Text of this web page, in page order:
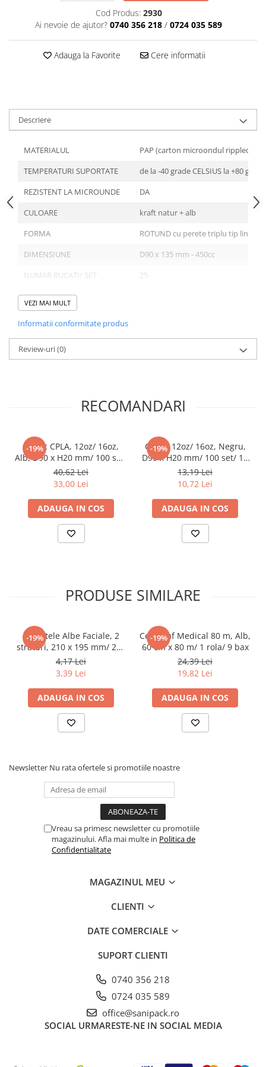
Articole din Plastic PET
Caserole
Sosiere
Articole din Carton Alb
Articole din Carton Kraft Natur
Barcute
Boluri
Pahare
Articole din Carton Kraft Natur +
Sandwich
Boluri
Articole din Trestie de Zahar Alb
Boluri
Articole pentru Cofetarii si
Gelaterii
Cupe Desert
Cupe Inghetata
Cutii Prajituri
Cutii Prajituri cu Fereastra
Forme de Copt
Monoportii Prajituri
Platouri Prajituri
Platouri Tort
Articole Termo-Sudare
Manusi de Unica Folosinta
Pungi pentru Vidat
Cod Produs: 2930
Ai nevoie de ajutor? 0740 356 218 / 0724 035 589
Adauga la Favorite Cere informatii
Descriere
MATERIALUL
PAP (carton microondul rippled)
TEMPERATURI SUPORTATE
de la -40 grade CELSIUS la +80 grade
REZISTENT LA MICROUNDE
DA
CULOARE
kraft natur + alb
FORMA
ROTUND cu perete triplu tip linii
DIMENSIUNE
D90 x 135 mm - 450cc
NUMAR BUCATI/ SET
25
NUMAR SETURI/ BAX
Domeniu de utilizare:
VEZI MAI MULT
Informatii conformitate produs
Review-uri(0)
RECOMANDARI
-19%
Capac CPLA, 12oz/ 16oz,
Alb, D90 x H20 mm/ 100 set/
10 bax
40,62 Lei
33,00 Lei
ADAUGA IN COS
-19%
Capac 12oz/ 16oz, Negru,
D90 x H20 mm/ 100 set/ 10
bax
13,19 Lei
10,72 Lei
ADAUGA IN COS
PRODUSE SIMILARE
-19%
Servetele Albe Faciale, 2
straturi, 210 x 195 mm/ 200
set/ 45 bax
4,17 Lei
3,39 Lei
ADAUGA IN COS
-19%
Cearceaf Medical 80 m, Alb,
60 cm x 80 m/ 1 rola/ 9 bax
24,39 Lei
19,82 Lei
ADAUGA IN COS
Newsletter Nu rata ofertele si promotiile noastre
Vreau sa primesc newsletter cu promotiile
magazinului. Afla mai multe in Politica de
Confidentialitate
MAGAZINUL MEU
CLIENTI
DATE COMERCIALE
SUPORT CLIENTI
0740 356 218
0724 035 589
office@sanipack.ro
SOCIAL URMARESTE-NE IN SOCIAL MEDIA